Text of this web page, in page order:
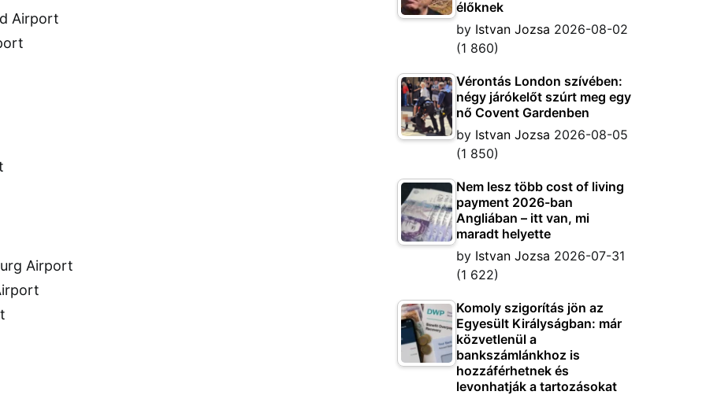
Airport
Airport
élőknek
by Istvan Jozsa 2026-08-02
(1 860)
Vérontás London szívében:
négy járókelőt szúrt meg egy
nő Covent Gardenben
by Istvan Jozsa 2026-08-05
(1 850)
Nem lesz több cost of living
payment 2026-ban
Angliában – itt van, mi
maradt helyette
by Istvan Jozsa 2026-07-31
(1 622)
Komoly szigorítás jön az
Egyesült Királyságban: már
közvetlenül a
bankszámlánkhoz is
hozzáférhetnek és
levonhatják a tartozásokat